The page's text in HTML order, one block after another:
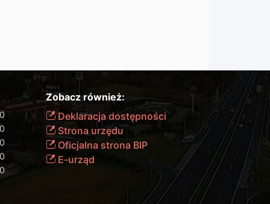
Zobacz również:
Deklaracja dostępności
Strona urzędu
Oficjalna strona BIP
E-urząd